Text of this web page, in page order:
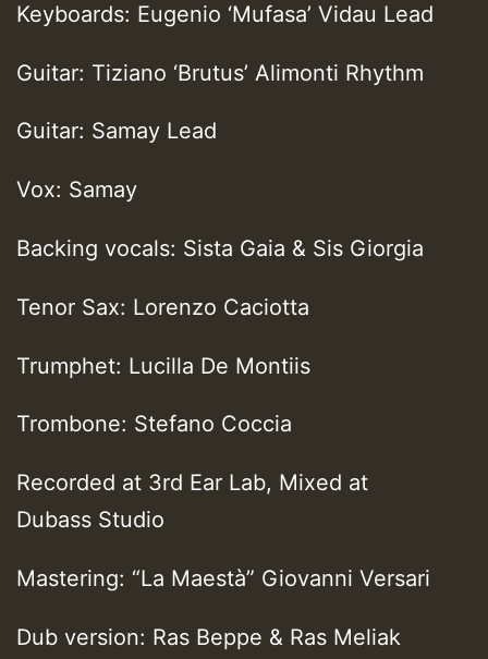
Keyboards: Eugenio ‘Mufasa’ Vidau Lead
Guitar: Tiziano ‘Brutus’ Alimonti Rhythm
Guitar: Samay Lead
Vox: Samay
Backing vocals: Sista Gaia & Sis Giorgia
Tenor Sax: Lorenzo Caciotta
Trumphet: Lucilla De Montiis
Trombone: Stefano Coccia
Recorded at 3rd Ear Lab, Mixed at
Dubass Studio
Mastering: “La Maestà” Giovanni Versari
Dub version: Ras Beppe & Ras Meliak